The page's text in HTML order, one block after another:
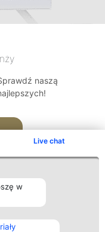
Live chat
w
naszą
Kontakt
Kontakt